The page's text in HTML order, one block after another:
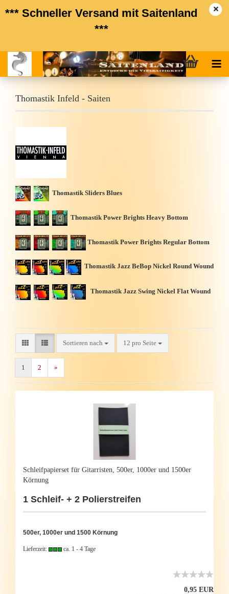
*** Schneller Versand mit Saitenland
***
Thomastik Infeld - Saiten
Thomastik Sliders Blues
Thomastik Power Brights Heavy Bottom
Thomastik Power Brights Regular Bottom
Thomastik Jazz BeBop Nickel Round Wound
Thomastik Jazz Swing Nickel Flat Wound
Sortieren nach 12 pro Seite
1 2 »
Schleif­pa­pier­set für Gi­tar­ris­ten, 500er, 1000er und 1500er
Kör­nung
1 Schleif-​ + 2 Po­lier­strei­fen
500er, 1000er und 1500 Kör­nung
Lieferzeit: ca. 1 - 4 Tage
0,95 EUR